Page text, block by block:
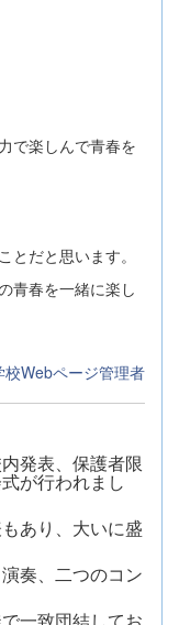
で楽しんで青春を
だと思います。
青春を一緒に楽し
Webページ管理者
発表、保護者限
が行われまし
あり、大いに盛
奏、二つのコン